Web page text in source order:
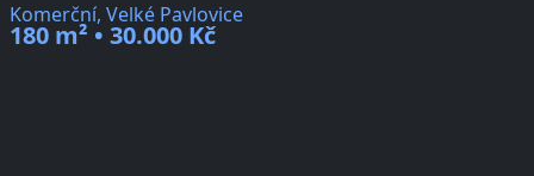
Komerční, Velké Pavlovice
180 m² • 30.000 Kč